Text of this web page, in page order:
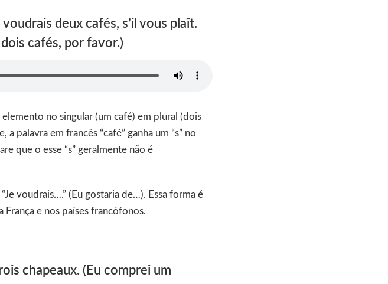
deux cafés, s’il vous plaît.
cafés, por favor.)
no singular (um café) em plural (dois
a palavra em francês “café” ganha um “s” no
que o esse “s” geralmente não é
voudrais….” (Eu gostaria de…). Essa forma é
França e nos países francófonos.
chapeaux. (Eu comprei um